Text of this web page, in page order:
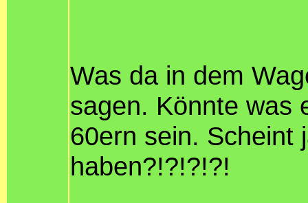
Was da in dem
sagen. Könnte was
60ern sein. Scheint
haben?!?!?!?!